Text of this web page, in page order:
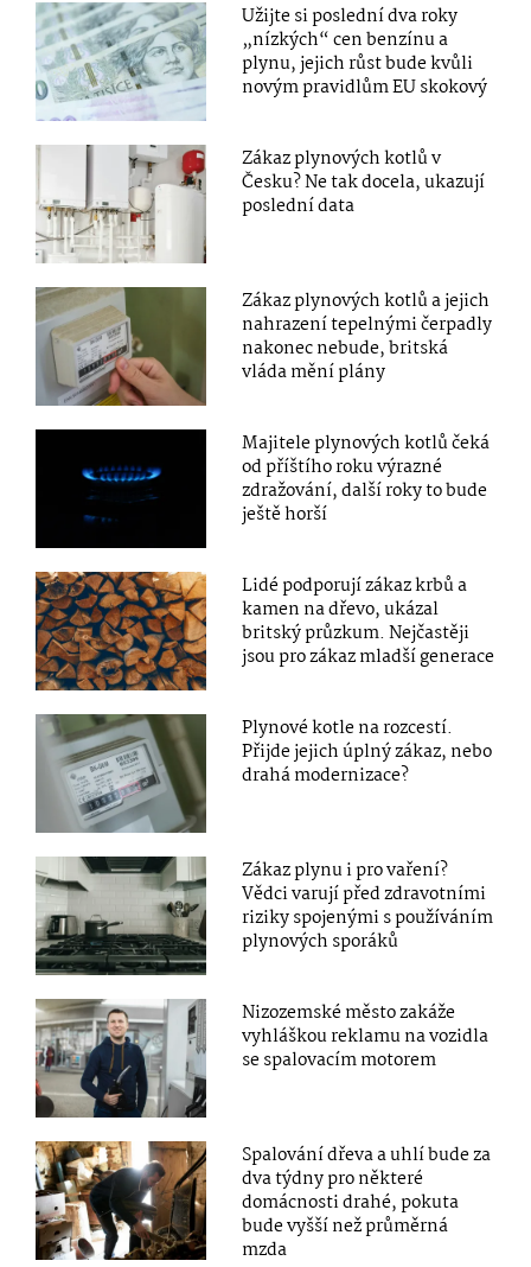
Užijte si poslední dva roky
„nízkých“ cen benzínu a
plynu, jejich růst bude kvůli
novým pravidlům EU skokový
Zákaz plynových kotlů v
Česku? Ne tak docela, ukazují
poslední data
Zákaz plynových kotlů a jejich
nahrazení tepelnými čerpadly
nakonec nebude, britská
vláda mění plány
Majitele plynových kotlů čeká
od příštího roku výrazné
zdražování, další roky to bude
ještě horší
Lidé podporují zákaz krbů a
kamen na dřevo, ukázal
britský průzkum. Nejčastěji
jsou pro zákaz mladší generace
Plynové kotle na rozcestí.
Přijde jejich úplný zákaz, nebo
drahá modernizace?
Zákaz plynu i pro vaření?
Vědci varují před zdravotními
riziky spojenými s používáním
plynových sporáků
Nizozemské město zakáže
vyhláškou reklamu na vozidla
se spalovacím motorem
Spalování dřeva a uhlí bude za
dva týdny pro některé
domácnosti drahé, pokuta
bude vyšší než průměrná
mzda